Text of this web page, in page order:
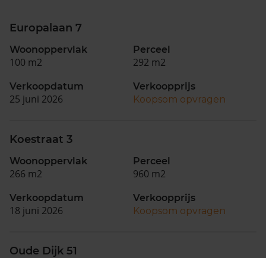
Europalaan 7
Woonoppervlak
100 m2
Perceel
292 m2
Verkoopdatum
25 juni 2026
Verkoopprijs
Koopsom opvragen
Koestraat 3
Woonoppervlak
266 m2
Perceel
960 m2
Verkoopdatum
18 juni 2026
Verkoopprijs
Koopsom opvragen
Oude Dijk 51